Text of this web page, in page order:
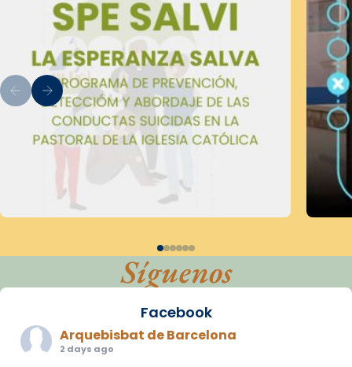
Síguenos
Facebook
Arquebisbat de Barcelona
2 days ago